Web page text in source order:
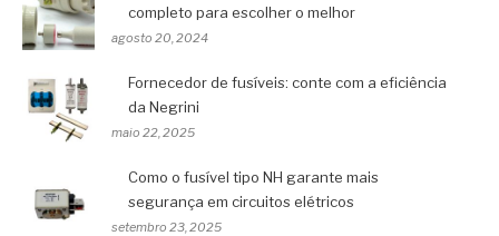
completo para escolher o melhor
agosto 20, 2024
Fornecedor de fusíveis: conte com a eficiência
da Negrini
maio 22, 2025
Como o fusível tipo NH garante mais
segurança em circuitos elétricos
setembro 23, 2025